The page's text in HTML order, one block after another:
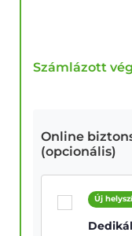
Számlázott
Online
(opcionális)
Új